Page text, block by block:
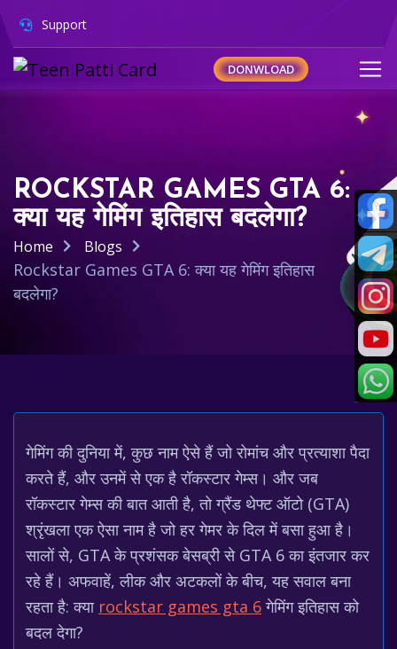
Support
DONWLOAD
ROCKSTAR GAMES GTA 6:
क्या यह गेमिंग इतिहास बदलेगा?
Home Blogs
Rockstar Games GTA 6: क्या यह गेमिंग इतिहास
बदलेगा?
गेमिंग की दुनिया में, कुछ नाम ऐसे हैं जो रोमांच और प्रत्याशा पैदा
करते हैं, और उनमें से एक है रॉकस्टार गेम्स। और जब
रॉकस्टार गेम्स की बात आती है, तो ग्रैंड थेफ्ट ऑटो (GTA)
श्रृंखला एक ऐसा नाम है जो हर गेमर के दिल में बसा हुआ है।
सालों से, GTA के प्रशंसक बेसब्री से GTA 6 का इंतजार कर
रहे हैं। अफवाहें, लीक और अटकलों के बीच, यह सवाल बना
रहता है: क्या rockstar games gta 6गेमिंग इतिहास को
बदल देगा?